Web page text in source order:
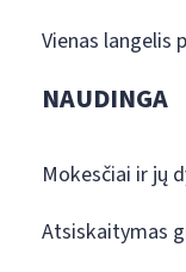
Vienas langelis
NAUDINGA
Mokesčiai ir jų
Atsiskaitymas